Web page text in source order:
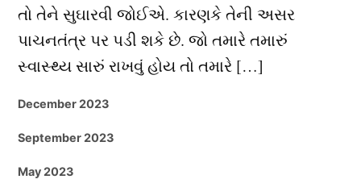
તો તેને સુઘારવી જોઈએ. કારણકે તેની અસર
પાચનતંત્ર પર પડી શકે છે. જો તમારે તમારું
સ્વાસ્થ્ય સારું રાખવું હોય તો તમારે […]
December 2023
September 2023
May 2023